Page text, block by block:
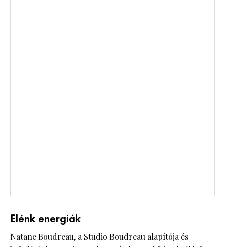
Élénk energiák
Natane Boudreau, a Studio Boudreau alapítója és